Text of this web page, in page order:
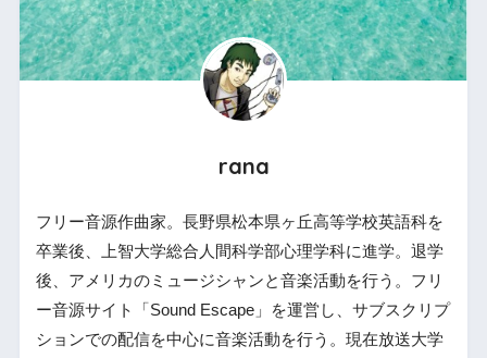
rana
フリー音源作曲家。長野県松本県ヶ丘高等学校英語科を
卒業後、上智大学総合人間科学部心理学科に進学。退学
後、アメリカのミュージシャンと音楽活動を行う。フリ
ー音源サイト「Sound Escape」を運営し、サブスクリプ
ションでの配信を中心に音楽活動を行う。現在放送大学